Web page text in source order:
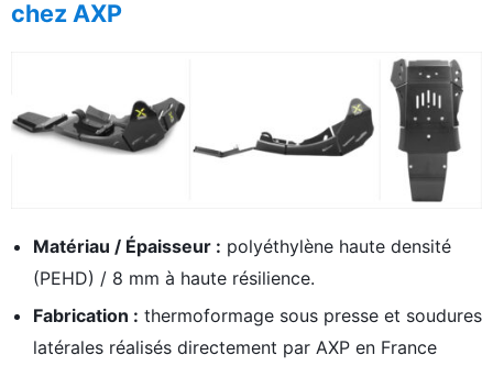
chez AXP
Matériau / Épaisseur : polyéthylène haute densité
(PEHD) / 8 mm à haute résilience.
Fabrication : thermoformage sous presse et soudures
latérales réalisés directement par AXP en France